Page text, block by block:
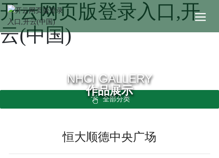
开云网页版登录入口,开
云(中国)
NHCI GALLERY
作品展示
全部分类
恒大顺德中央广场